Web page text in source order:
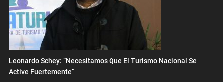
Leonardo Schey: “Necesitamos Que El Turismo Nacional Se
Active Fuertemente”